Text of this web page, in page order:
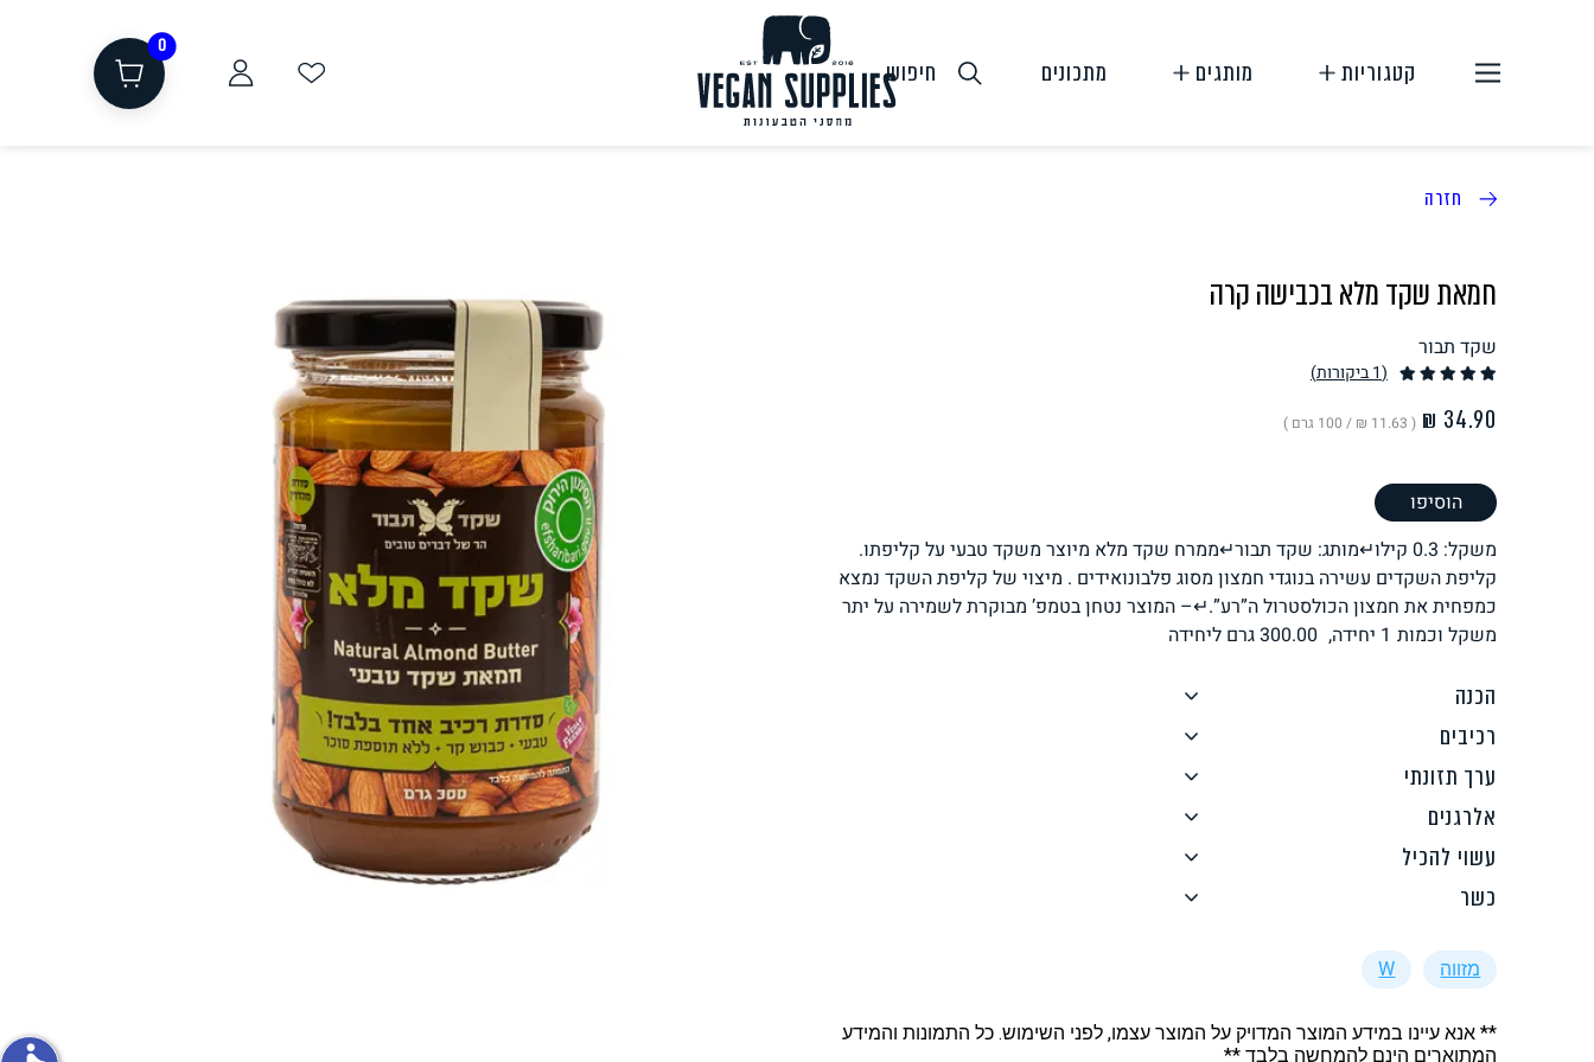
קטגוריות מותגים מתכונים חיפוש
0
תחליפי בשר חלב ושמנת שוקולד, חטיפים, חלבון
לחם, עוגות, מאפים גלידות טבעוניות פסטה, אטריות וקטניות מזווה פירות וירקות
ממרחים ורטבים גיפט קארד עשיר בחלבון על האש
איטלקי
חזרה
חמאת שקד מלא בכבישה קרה
שקד תבור
(1 ביקורות)
( ‏11.63 ₪ / 100 גרם )
הוסיפו
משקל: 0.3 קילו↵מותג: שקד תבור↵ממרח שקד מלא מיוצר משקד טבעי על קליפתו.
קליפת השקדים עשירה בנוגדי חמצון מסוג פלבונואידים . מיצוי של קליפת השקד נמצא
כמפחית את חמצון הכולסטרול ה”רע”.↵– המוצר נטחן בטמפ’ מבוקרת לשמירה על יתר
משקל וכמות 1 יחידה, 300.00גרם ליחידה
הכנה
רכיבים
ערך תזונתי
אלרגנים
עשוי להכיל
כשר
מזווה W
** אנא עיינו במידע המוצר המדויק על המוצר עצמו, לפני השימוש. כל התמונות והמידע
המתוארים הינם להמחשה בלבד **